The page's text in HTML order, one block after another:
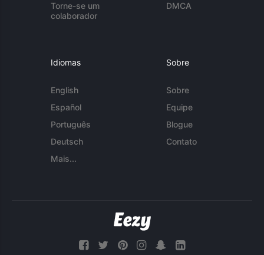
Torne-se um
colaborador
DMCA
Idiomas
English
Español
Português
Deutsch
Mais...
Sobre
Sobre
Equipe
Blogue
Contato